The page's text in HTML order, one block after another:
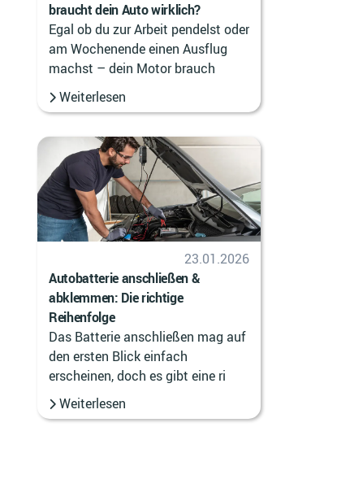
braucht dein Auto wirklich?
Egal ob du zur Arbeit pendelst oder
am Wochenende einen Ausflug
machst – dein Motor brauch
Weiterlesen
23.01.2026
Autobatterie anschließen &
abklemmen: Die richtige
Reihenfolge
Das Batterie anschließen mag auf
den ersten Blick einfach
erscheinen, doch es gibt eine ri
Weiterlesen